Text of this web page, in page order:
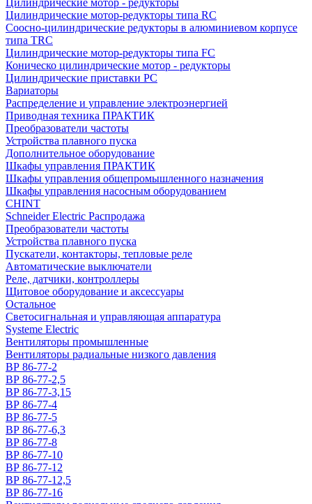
Цилиндрические мотор - редукторы
Цилиндрические мотор-редукторы типа RC
Соосно-цилиндрические редукторы в алюминиевом корпусе
типа TRC
Цилиндрические мотор-редукторы типа FC
Коническо цилиндрические мотор - редукторы
Цилиндрические приставки PC
Вариаторы
Распределение и управление электроэнергией
Приводная техника ПРАКТИК
Преобразователи частоты
Устройства плавного пуска
Дополнительное оборудование
Шкафы управления ПРАКТИК
Шкафы управления общепромышленного назначения
Шкафы управления насосным оборудованием
CHINT
Schneider Electric Распродажа
Преобразователи частоты
Устройства плавного пуска
Пускатели, контакторы, тепловые реле
Автоматические выключатели
Реле, датчики, контроллеры
Щитовое оборудование и аксессуары
Остальное
Светосигнальная и управляющая аппаратура
Systeme Electric
Вентиляторы промышленные
Вентиляторы радиальные низкого давления
ВР 86-77-2
ВР 86-77-2,5
ВР 86-77-3,15
ВР 86-77-4
ВР 86-77-5
ВР 86-77-6,3
ВР 86-77-8
ВР 86-77-10
ВР 86-77-12
ВР 86-77-12,5
ВР 86-77-16